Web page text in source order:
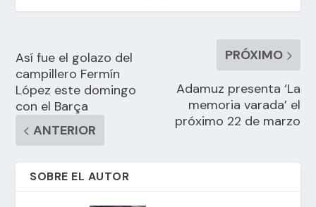
Así fue el golazo del
campillero Fermín
López este domingo
con el Barça
ANTERIOR
PRÓXIMO
Adamuz presenta ‘La
memoria varada’ el
próximo 22 de marzo
SOBRE EL AUTOR